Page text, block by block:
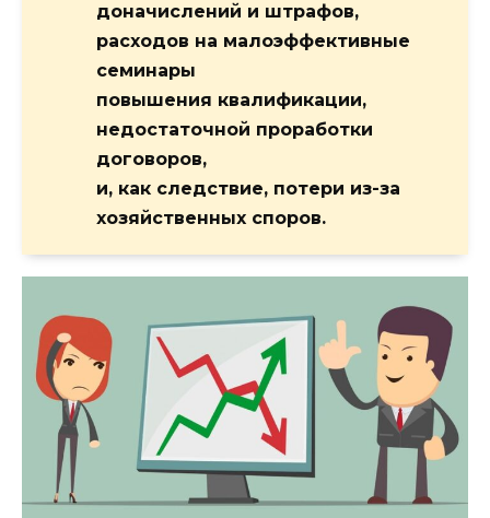
доначислений и штрафов,
расходов на малоэффективные
семинары
повышения квалификации,
недостаточной проработки
договоров,
и, как следствие, потери из-за
хозяйственных споров.